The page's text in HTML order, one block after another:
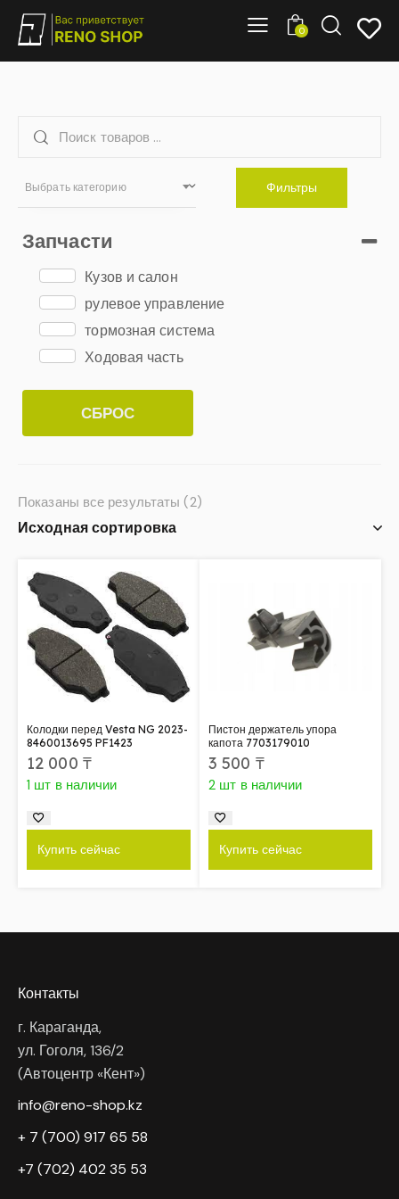
0
Выбрать категорию Фильтры
Запчасти
Кузов и салон
рулевое управление
тормозная система
Ходовая часть
СБРОС
Показаны все результаты (2)
Колодки перед Vesta NG 2023-
8460013695 PF1423
12 000 ₸
1 шт в наличии
Купить сейчас
Пистон держатель упора
капота 7703179010
3 500 ₸
2 шт в наличии
Купить сейчас
Контакты
г. Караганда,
ул. Гоголя, 136/2
(Автоцентр «Кент»)
info@reno-shop.kz
+ 7 (700) 917 65 58
+7 (702) 402 35 53